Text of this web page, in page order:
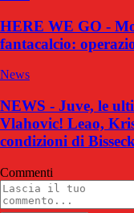
HERE WE GO -
fantacalcio:
News
NEWS - Juve, le
Vlahovic! Leao,
condizioni di Bisseck
Commenti